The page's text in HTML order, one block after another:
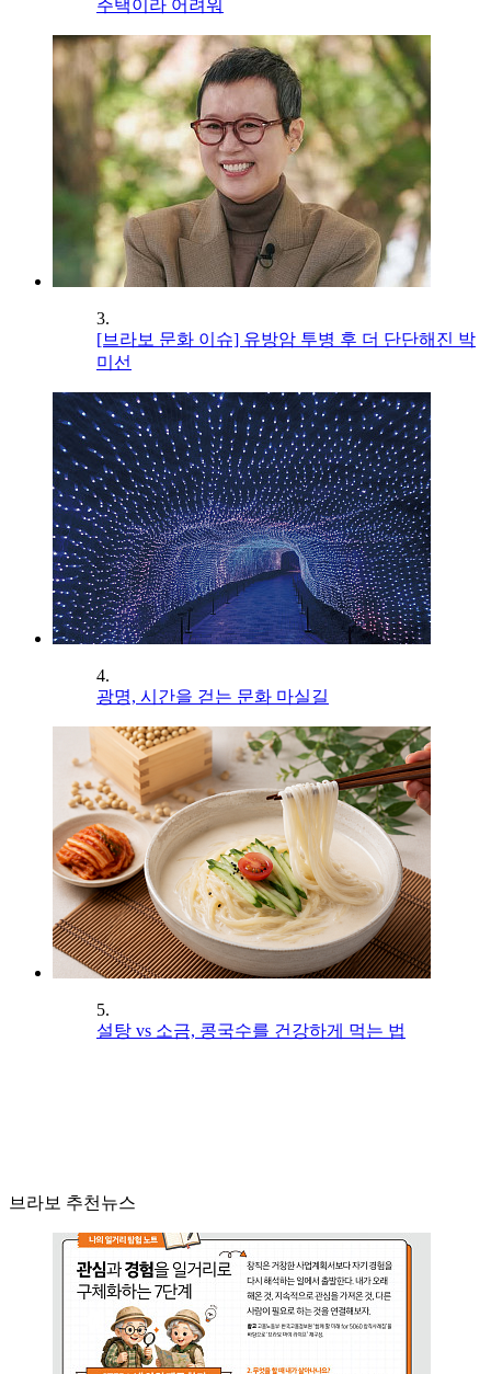
주택이라 어려워
3.
[브라보 문화 이슈] 유방암 투병 후 더 단단해진 박
미선
4.
광명, 시간을 걷는 문화 마실길
5.
설탕 vs 소금, 콩국수를 건강하게 먹는 법
브라보 추천뉴스